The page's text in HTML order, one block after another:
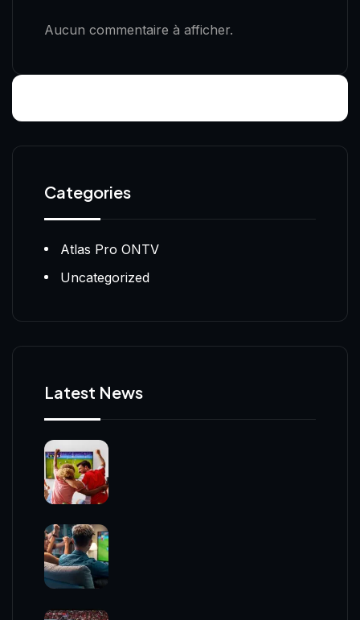
Aucun commentaire à afficher.
Categories
Atlas Pro ONTV
Uncategorized
Latest News